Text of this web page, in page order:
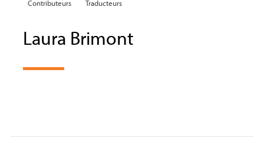
Contributeurs Traducteurs
Laura Brimont